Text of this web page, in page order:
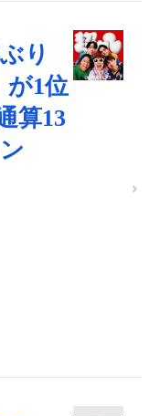
り
が1位
算13